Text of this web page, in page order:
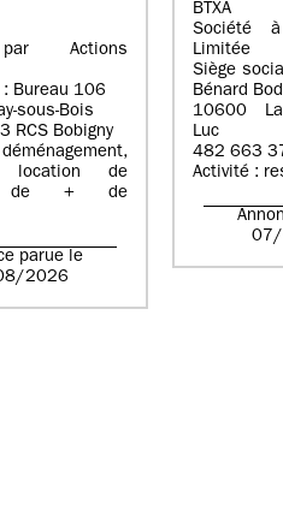
Actions
Bureau 106
sous-Bois
RCS Bobigny
location de
de + de
parue le
2026
BTXA
Société à
Limitée
Siège
Bénard
10600 La
Luc
482 663
Activité :